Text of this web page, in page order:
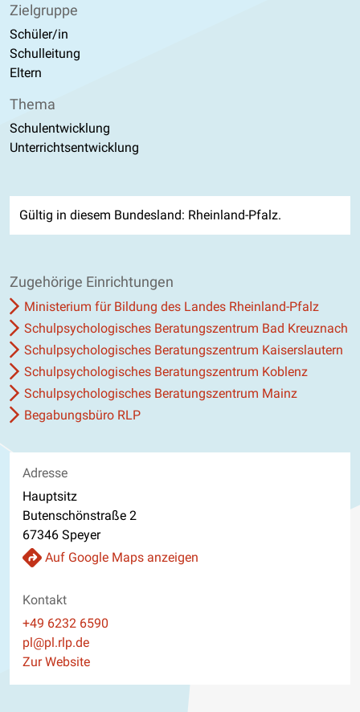
Zielgruppe
Schüler/in
Schulleitung
Eltern
Thema
Schulentwicklung
Unterrichtsentwicklung
Gültig in diesem Bundesland: Rheinland-Pfalz.
Zugehörige Einrichtungen
Ministerium für Bildung des Landes Rheinland-Pfalz
Schulpsychologisches Beratungszentrum Bad Kreuznach
Schulpsychologisches Beratungszentrum Kaiserslautern
Schulpsychologisches Beratungszentrum Koblenz
Schulpsychologisches Beratungszentrum Mainz
Begabungsbüro RLP
Adresse
Hauptsitz
Butenschönstraße 2
67346 Speyer
Auf Google Maps anzeigen
Kontakt
Telefon
+49 6232 6590
E-Mail
pl@pl.rlp.de
Website
Zur Website